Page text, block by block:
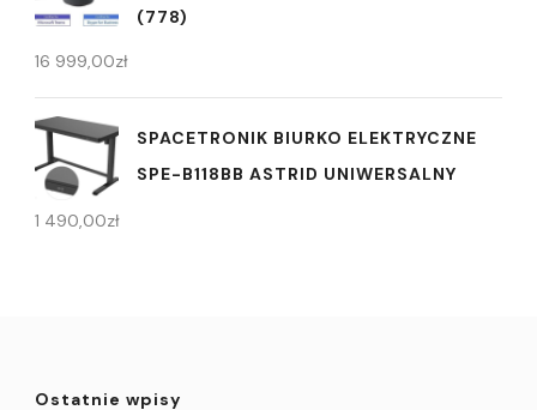
(778)
16 999,00zł
SPACETRONIK BIURKO ELEKTRYCZNE
SPE-B118BB ASTRID UNIWERSALNY
1 490,00zł
Ostatnie wpisy